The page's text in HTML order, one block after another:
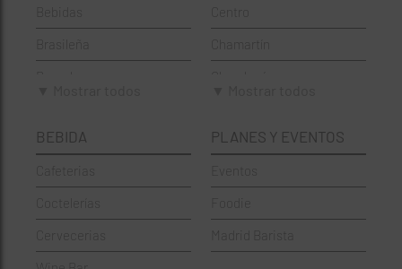
Bebidas
Brasileña
Cervecerías
Española
BEBIDA
Fuencarral-El Pardo
Hortaleza
Moncloa-Aravaca
PLANES Y EVENTOS
Madrid Barista